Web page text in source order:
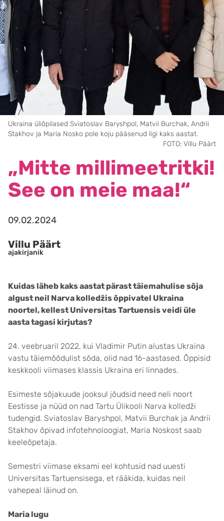
Ukraina üliõpilased Sviatoslav Baryshpol, Matvii Burchak, Andrii
Stakhov ja Maria Nosko pole koju pääsenud ligi kaks aastat.
FOTO: Villu Päärt
„Mitte millimeetritki!
See on meie maa!“
09.02.2024
Villu Päärt
ajakirjanik
Kuidas läheb kaks aastat pärast täiemahulise sõja
algust neil Narva kolledžis õppivatel Ukraina
noortel, kellest Universitas Tartuensis veidi üle
aasta tagasi kirjutas?
24. veebruaril 2022, kui Vladimir Putin alustas Ukraina
vastu täiemõõdulist sõda, olid nad 16-aastased. Õppisid
keskkooli viimases klassis Ukraina eri linnades.
Esimeste sõjakuude jooksul jõudsid need neli noort
Eestisse ja nüüd on nad Tartu Ülikooli Narva kolledži
tudengid. Sviatoslav Baryshpol, Matvii Burchak ja Andrii
Stakhov õpivad infotehnoloogiat, Maria Noskost saab
keeleõpetaja.
Semestri viimase eksami eel kohtusid nad uuesti
Universitas Tartuensisega, et rääkida, kuidas neil
vahepeal läinud on.
Maria lugu